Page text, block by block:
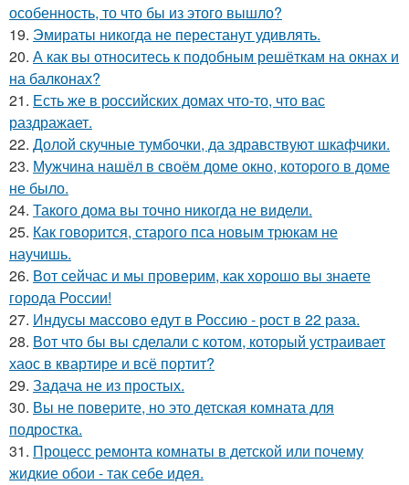
особенность, то что бы из этого вышло?
19. Эмираты никогда не перестанут удивлять.
20. А как вы относитесь к подобным решёткам на окнах и
на балконах?
21. Есть же в российских домах что-то, что вас
раздражает.
22. Долой скучные тумбочки, да здравствуют шкафчики.
23. Мужчина нашёл в своём доме окно, которого в доме
не было.
24. Такого дома вы точно никогда не видели.
25. Как говорится, старого пса новым трюкам не
научишь.
26. Вот сейчас и мы проверим, как хорошо вы знаете
города России!
27. Индусы массово едут в Россию - рост в 22 раза.
28. Вот что бы вы сделали с котом, который устраивает
хаос в квартире и всё портит?
29. Задача не из простых.
30. Вы не поверите, но это детская комната для
подростка.
31. Процесс ремонта комнаты в детской или почему
жидкие обои - так себе идея.